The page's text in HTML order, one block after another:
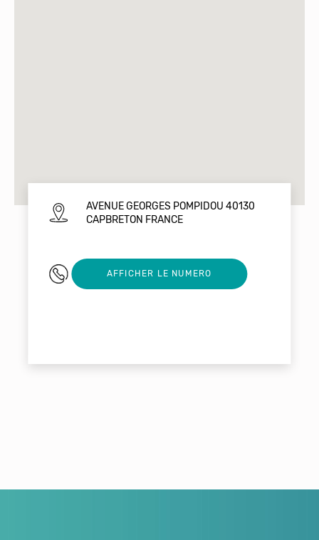
AVENUE GEORGES POMPIDOU 40130
CAPBRETON FRANCE
06 34 33 27 74
AFFICHER LE NUMERO